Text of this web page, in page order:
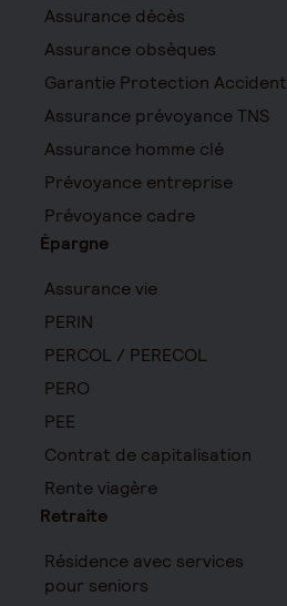
Assurance décès
Assurance obsèques
Garantie Protection Accident
Assurance prévoyance TNS
Assurance homme clé
Prévoyance entreprise
Prévoyance cadre
Épargne
Assurance vie
PERIN
PERCOL / PERECOL
PERO
PEE
Contrat de capitalisation
Rente viagère
Retraite
Résidence avec services
pour seniors